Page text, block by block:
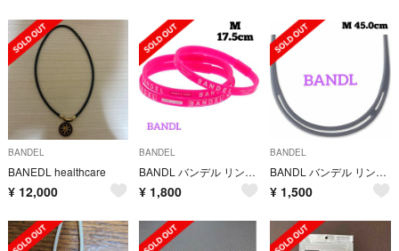
BANDEL
BANEDL healthcare
¥ 12,000
BANDEL
BANDL バンデル リング ネックレス ブレスレット 新品一掃セール No8
¥ 1,800
BANDEL
BANDL バンデル リング ネックレス ブレスレット 新品一掃セール No19
¥ 1,500